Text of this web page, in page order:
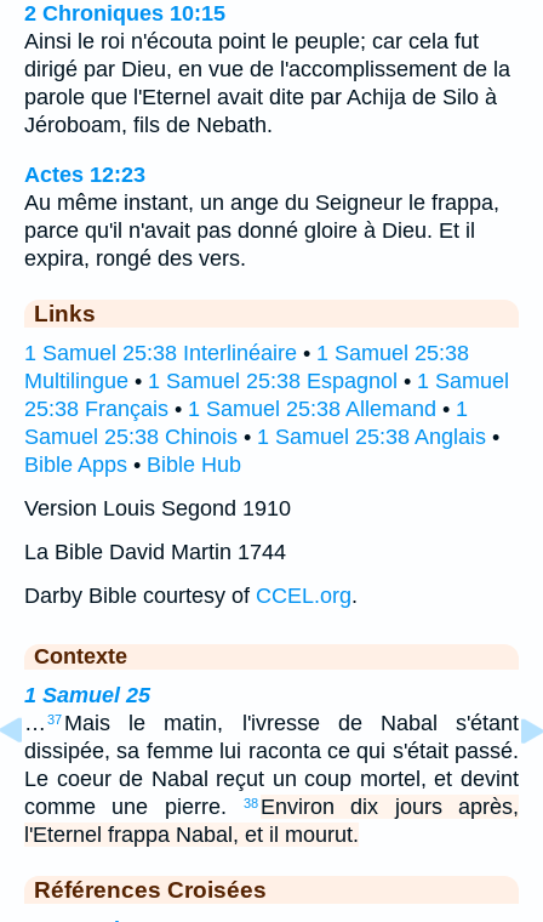
2 Chroniques 10:15
Ainsi le roi n'écouta point le peuple; car cela fut
dirigé par Dieu, en vue de l'accomplissement de la
parole que l'Eternel avait dite par Achija de Silo à
Jéroboam, fils de Nebath.
Actes 12:23
Au même instant, un ange du Seigneur le frappa,
parce qu'il n'avait pas donné gloire à Dieu. Et il
expira, rongé des vers.
Links
1 Samuel 25:38 Interlinéaire • 1 Samuel 25:38
Multilingue • 1 Samuel 25:38 Espagnol • 1 Samuel
25:38 Français • 1 Samuel 25:38 Allemand • 1
Samuel 25:38 Chinois • 1 Samuel 25:38 Anglais •
Bible Apps • Bible Hub
Version Louis Segond 1910
La Bible David Martin 1744
Darby Bible courtesy of CCEL.org.
Contexte
1 Samuel 25
… 37 Mais le matin, l'ivresse de Nabal s'étant
dissipée, sa femme lui raconta ce qui s'était passé.
Le coeur de Nabal reçut un coup mortel, et devint
comme une pierre.
38 Environ dix jours après,
l'Eternel frappa Nabal, et il mourut.
Références Croisées